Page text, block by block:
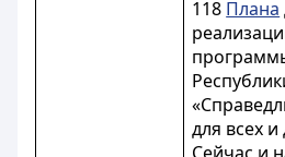
118 Плана
для всех